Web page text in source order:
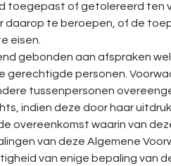
toegepast of getolereerd ten
daarop te beroepen, of de
eisen.
gebonden aan afspraken
personen.
tussenpersonen
indien deze door haar
overeenkomst waarin van
van deze Algemene
van enige bepaling van